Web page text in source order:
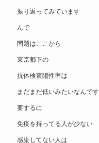
振り返ってみています
んで
問題はここから
東京都下の
抗体検査陽性率は
まだまだ低いみたいなんです
要するに
免疫を持ってる人が少ない
感染してない人は